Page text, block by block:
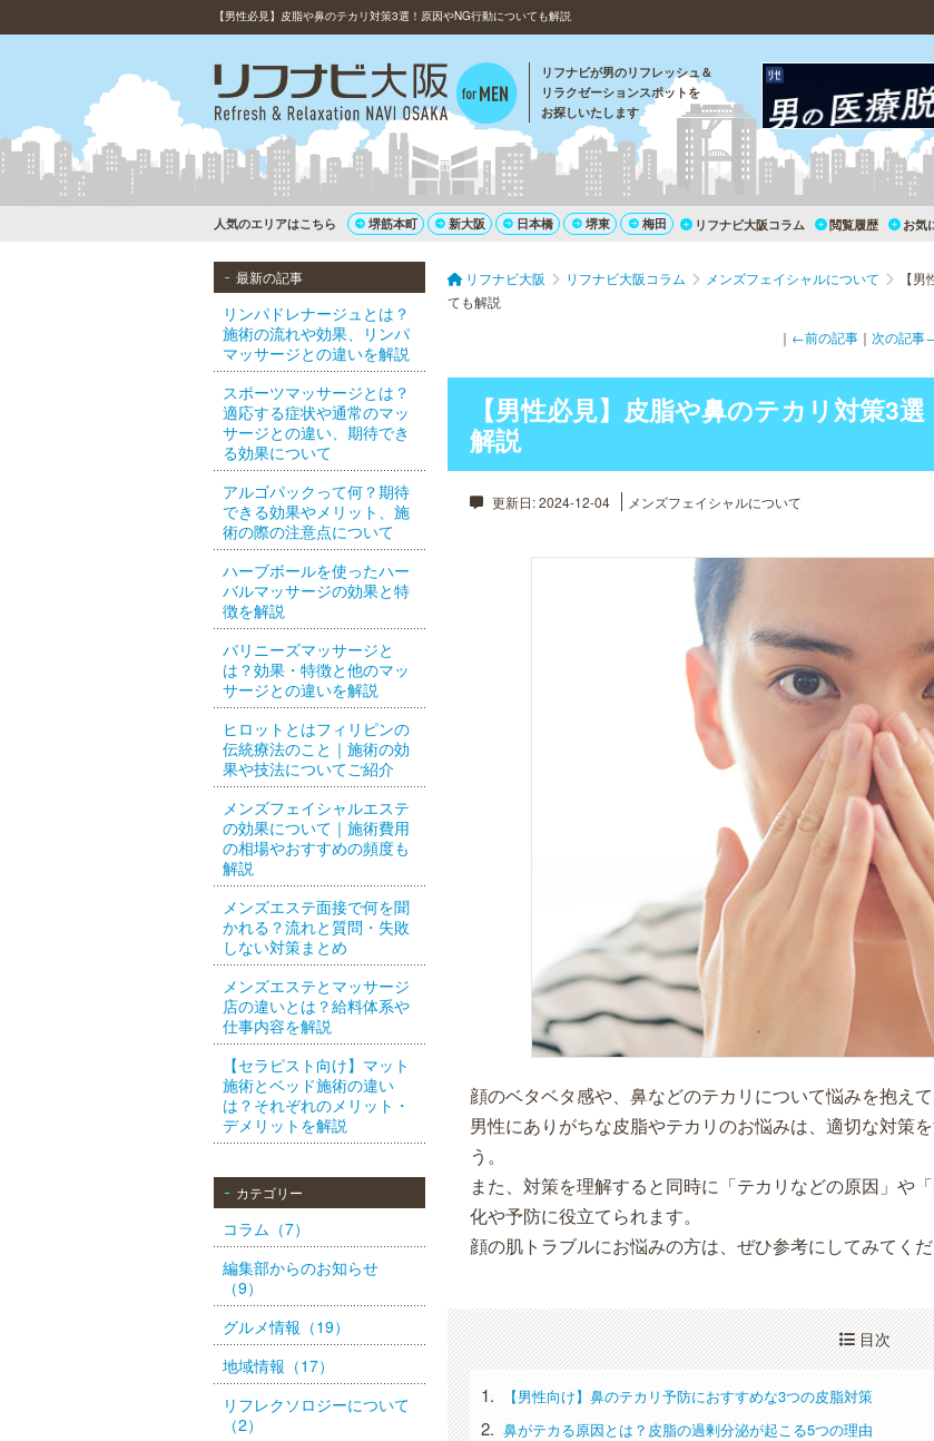
【男性必見】皮脂や鼻のテカリ対策3選！原因やNG行動についても解説
リフナビが男のリフレッシュ＆
リラクゼーションスポットを
お探しいたします
人気のエリアはこちら 堺筋本町 新大阪 日本橋 堺東 梅田 リフナビ大阪コラム 閲覧履歴 お気
最新の記事
リンパドレナージュとは？
施術の流れや効果、リンパ
マッサージとの違いを解説
スポーツマッサージとは？
適応する症状や通常のマッ
サージとの違い、期待でき
る効果について
アルゴパックって何？期待
できる効果やメリット、施
術の際の注意点について
ハーブボールを使ったハー
バルマッサージの効果と特
徴を解説
バリニーズマッサージと
は？効果・特徴と他のマッ
サージとの違いを解説
ヒロットとはフィリピンの
伝統療法のこと｜施術の効
果や技法についてご紹介
メンズフェイシャルエステ
の効果について｜施術費用
の相場やおすすめの頻度も
解説
メンズエステ面接で何を聞
かれる？流れと質問・失敗
しない対策まとめ
メンズエステとマッサージ
店の違いとは？給料体系や
仕事内容を解説
【セラピスト向け】マット
施術とベッド施術の違い
は？それぞれのメリット・
デメリットを解説
カテゴリー
コラム（7）
編集部からのお知らせ
（9）
グルメ情報（19）
地域情報（17）
リフレクソロジーについて
（2）
リフナビ大阪 リフナビ大阪コラム メンズフェイシャルについて
【
ても解説
｜ ←前の記事 ｜ 次の記事
【男性必見】皮脂や鼻のテカリ対策3
解説
更新日: 2024-12-04 メンズフェイシャルについて
顔のベタベタ感や、鼻などのテカリについて悩みを抱え
男性にありがちな皮脂やテカリのお悩みは、適切な対策
う。
また、対策を理解すると同時に「テカリなどの原因」や
化や予防に役立てられます。
顔の肌トラブルにお悩みの方は、ぜひ参考にしてみてくだ
目次
【男性向け】鼻のテカリ予防におすすめな3つの皮脂対策
鼻がテカる原因とは？皮脂の過剰分泌が起こる5つの理由